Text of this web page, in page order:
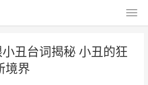
丑台词揭秘 小丑的狂
境界